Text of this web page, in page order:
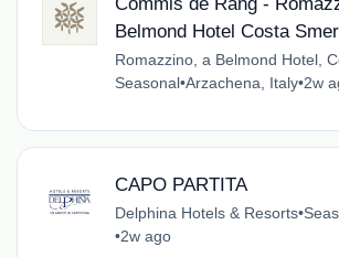
Belmond Hotel Costa
Romazzino, a Belmond Hotel,
Seasonal•Arzachena, Italy•2w
CAPO PARTITA
Delphina Hotels & Resorts•
•2w ago